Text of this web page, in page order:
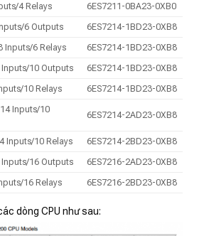
4 Relays
6ES7211-0BA23-0XB0
6 Outputs
6ES7214-1BD23-0XB8
Inputs/6 Relays
6ES7214-1BD23-0XB8
Inputs/10 Outputs
6ES7214-1BD23-0XB8
10 Relays
6ES7214-1BD23-0XB8
Inputs/10
6ES7214-2AD23-0XB8
Inputs/10 Relays
6ES7214-2BD23-0XB8
Inputs/16 Outputs
6ES7216-2AD23-0XB8
16 Relays
6ES7216-2BD23-0XB8
dòng CPU như sau: